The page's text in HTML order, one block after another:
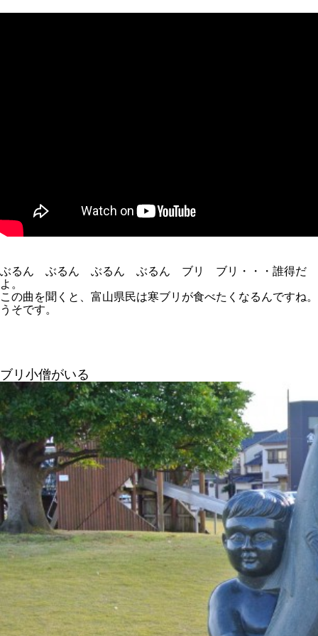
ぶるん ぶるん ぶるん ぶるん ブリ ブリ・・・誰得だ
よ。
この曲を聞くと、富山県民は寒ブリが食べたくなるんですね。
うそです。
ブリ小僧がいる